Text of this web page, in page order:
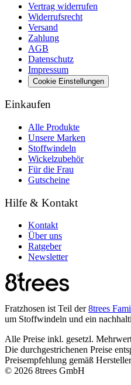
Vertrag widerrufen
Widerrufsrecht
Versand
Zahlung
AGB
Datenschutz
Impressum
Cookie Einstellungen
Einkaufen
Alle Produkte
Unsere Marken
Stoffwindeln
Wickelzubehör
Für die Frau
Gutscheine
Hilfe & Kontakt
Kontakt
Über uns
Ratgeber
Newsletter
Fratzhosen ist Teil der8trees
um Stoffwindeln und ein
Alle Preise inkl. gesetzl.
Die durchgestrichenen Preise
Preisempfehlung gemäß
© 2026 8trees GmbH